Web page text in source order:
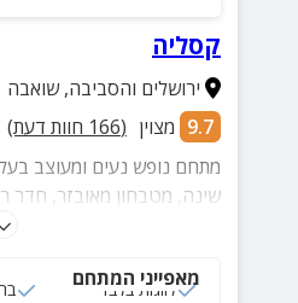
קסליה
ירושלים והסביבה,שואבה
9.7 מצוין (
166 חוות דעת)
שינה, מטבחון מאובזר, חדר
מאפייני המתחם
לזוגות בלבד